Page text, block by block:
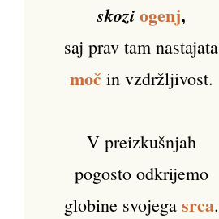
skozi ogenj,
saj prav tam nastajata
močin vzdržljivost.
V preizkušnjah
pogosto odkrijemo
globine svojega srca.